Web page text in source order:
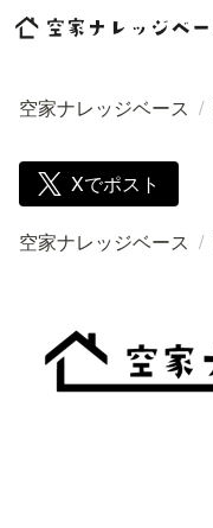
空家ナレッジベース /
Xでポスト
空家ナレッジベース /